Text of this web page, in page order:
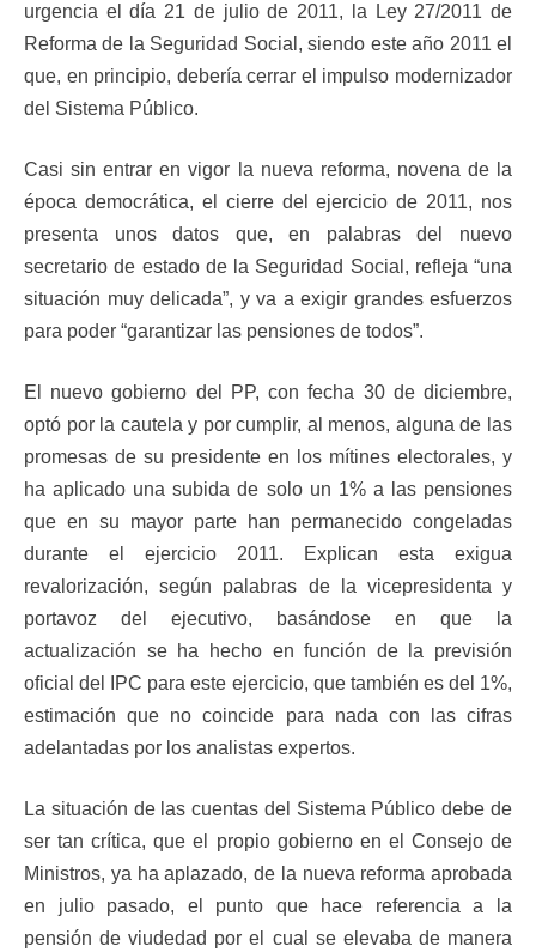
urgencia el día 21 de julio de 2011, la Ley 27/2011 de
Reforma de la Seguridad Social, siendo este año 2011 el
que, en principio, debería cerrar el impulso modernizador
del Sistema Público.
Casi sin entrar en vigor la nueva reforma, novena de la
época democrática, el cierre del ejercicio de 2011, nos
presenta unos datos que, en palabras del nuevo
secretario de estado de la Seguridad Social, refleja “una
situación muy delicada”, y va a exigir grandes esfuerzos
para poder “garantizar las pensiones de todos”.
El nuevo gobierno del PP, con fecha 30 de diciembre,
optó por la cautela y por cumplir, al menos, alguna de las
promesas de su presidente en los mítines electorales, y
ha aplicado una subida de solo un 1% a las pensiones
que en su mayor parte han permanecido congeladas
durante el ejercicio 2011. Explican esta exigua
revalorización, según palabras de la vicepresidenta y
portavoz del ejecutivo, basándose en que la
actualización se ha hecho en función de la previsión
oficial del IPC para este ejercicio, que también es del 1%,
estimación que no coincide para nada con las cifras
adelantadas por los analistas expertos.
La situación de las cuentas del Sistema Público debe de
ser tan crítica, que el propio gobierno en el Consejo de
Ministros, ya ha aplazado, de la nueva reforma aprobada
en julio pasado, el punto que hace referencia a la
pensión de viudedad por el cual se elevaba de manera